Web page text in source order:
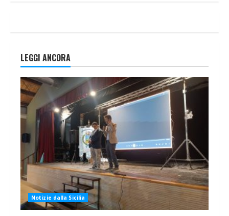
LEGGI ANCORA
Notizie dalla Sicilia